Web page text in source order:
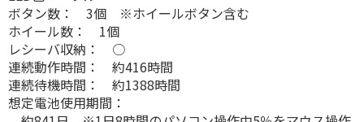
ボタン数： 3個 ※ホイールボタン含む
ホイール数： 1個
レシーバ収納： ○
連続動作時間： 約416時間
連続待機時間： 約1388時間
想定電池使用期間：